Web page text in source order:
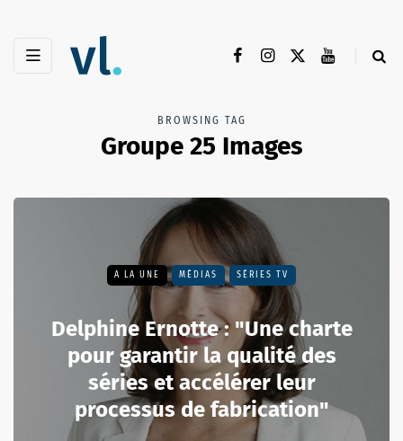
BROWSING TAG
Groupe 25 Images
A LA UNE MÉDIAS SÉRIES TV
Delphine Ernotte : "Une charte
pour garantir la qualité des
séries et accélérer leur
processus de fabrication"